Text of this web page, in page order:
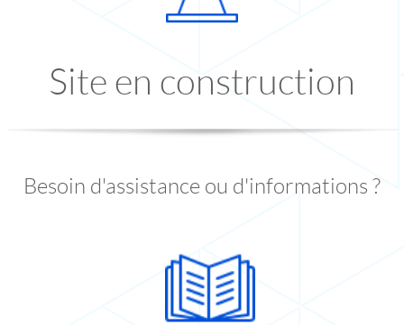
Site en construction
Besoin d'assistance ou d'informations ?